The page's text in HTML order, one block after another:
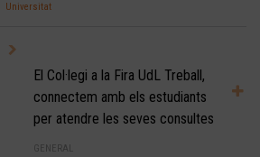
Universitat
El Col·legi a la Fira UdL Treball,
connectem amb els estudiants
per atendre les seves consultes
GENERAL